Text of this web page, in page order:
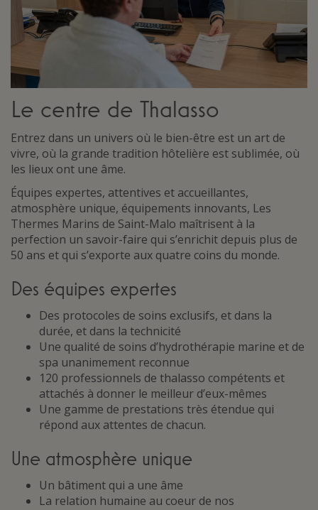
Le centre de Thalasso
Entrez dans un univers où le bien-être est un art de
vivre, où la grande tradition hôtelière est sublimée, où
les lieux ont une âme.
Équipes expertes, attentives et accueillantes,
atmosphère unique, équipements innovants, Les
Thermes Marins de Saint-Malo maîtrisent à la
perfection un savoir-faire qui s’enrichit depuis plus de
50 ans et qui s’exporte aux quatre coins du monde.
Des équipes expertes
Des protocoles de soins exclusifs, et dans la
durée, et dans la technicité
Une qualité de soins d’hydrothérapie marine et de
spa unanimement reconnue
120 professionnels de thalasso compétents et
attachés à donner le meilleur d’eux-mêmes
Une gamme de prestations très étendue qui
répond aux attentes de chacun.
Une atmosphère unique
Un bâtiment qui a une âme
La relation humaine au coeur de nos